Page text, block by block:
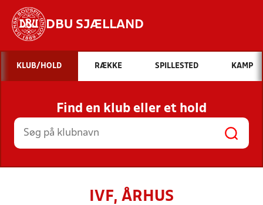
DBU SJÆLLAND
Hvad vil du søge efter?
INDHOLD OG NYHEDER
STILLINGER, RESULTATER, KLUBBER OG
HOLD
KLUB/HOLD RÆKKE SPILLESTED KAMP
Find en klub eller et hold
IVF, ÅRHUS